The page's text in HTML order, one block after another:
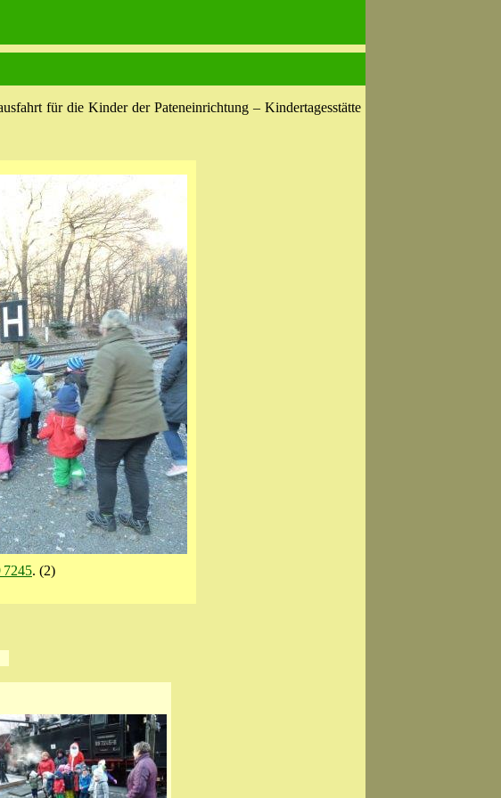
für die Kinder der Pateneinrichtung – Kindertagesstätte
7245. (2)